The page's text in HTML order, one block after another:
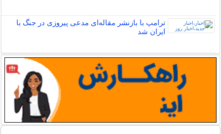
ترامپ با بازنشر مقاله‌ای مدعی پیروزی در جنگ با
ایران شد